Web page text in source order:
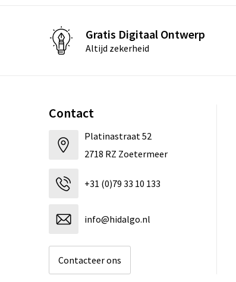
Gratis Digitaal Ontwerp
Altijd zekerheid
Contact
Platinastraat 52
2718 RZ Zoetermeer
+31 (0)79 33 10 133
info@hidalgo.nl
Contacteer ons